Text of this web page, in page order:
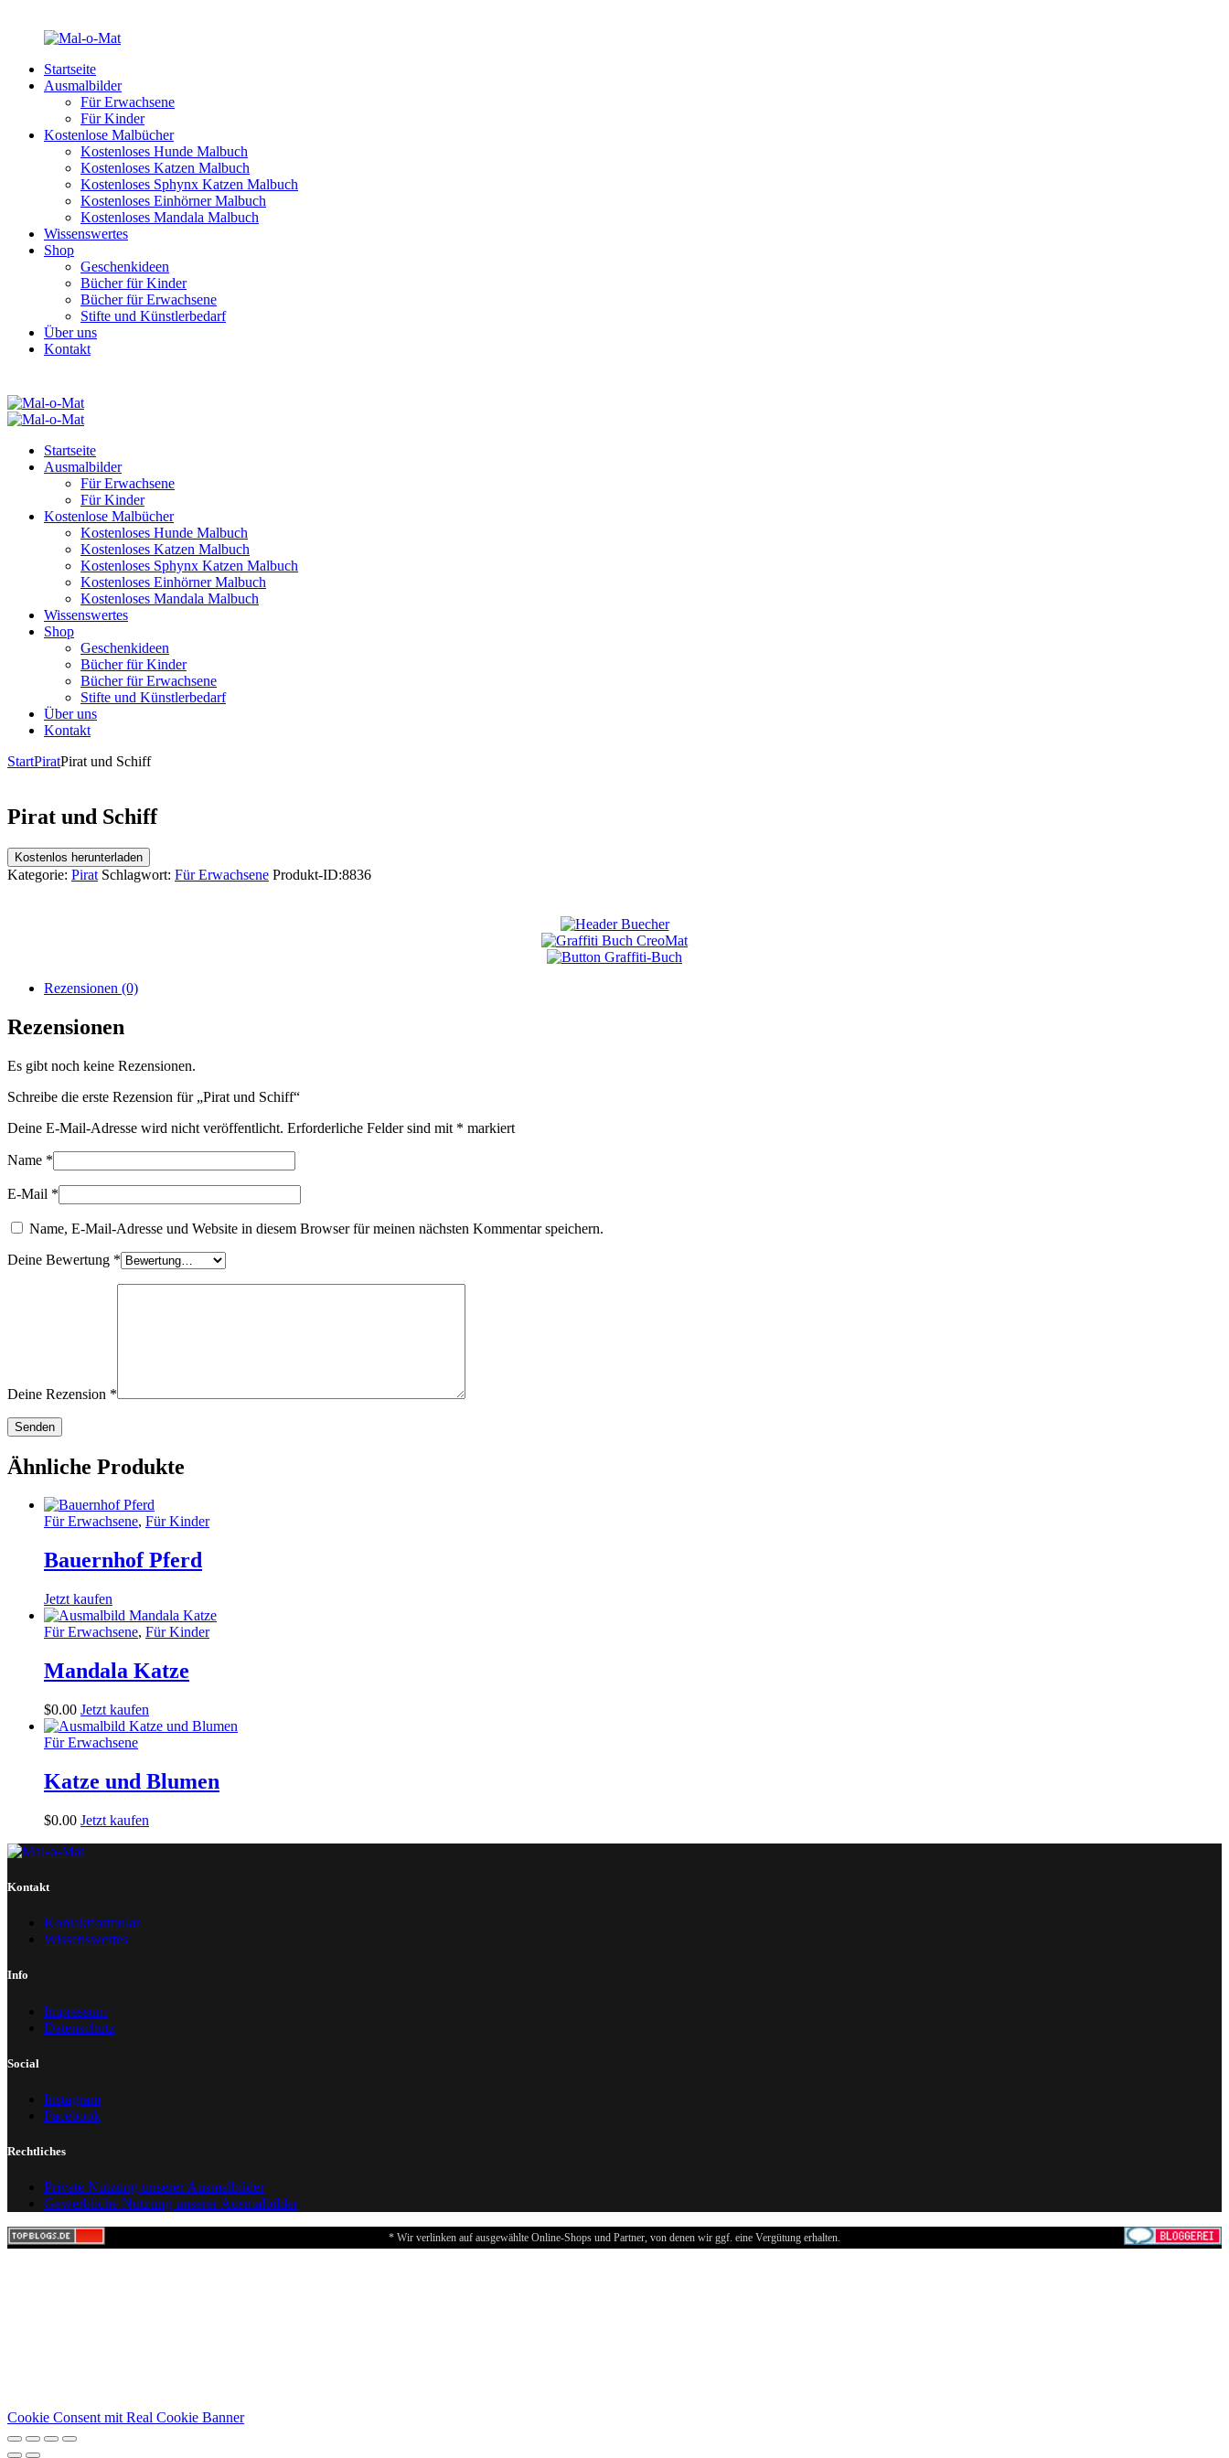
Startseite
Ausmalbilder
Für Erwachsene
Für Kinder
Kostenlose Malbücher
Kostenloses Hunde Malbuch
Kostenloses Katzen Malbuch
Kostenloses Sphynx Katzen Malbuch
Kostenloses Einhörner Malbuch
Kostenloses Mandala Malbuch
Wissenswertes
Shop
Geschenkideen
Bücher für Kinder
Bücher für Erwachsene
Stifte und Künstlerbedarf
Über uns
Kontakt
Startseite
Ausmalbilder
Für Erwachsene
Für Kinder
Kostenlose Malbücher
Kostenloses Hunde Malbuch
Kostenloses Katzen Malbuch
Kostenloses Sphynx Katzen Malbuch
Kostenloses Einhörner Malbuch
Kostenloses Mandala Malbuch
Wissenswertes
Shop
Geschenkideen
Bücher für Kinder
Bücher für Erwachsene
Stifte und Künstlerbedarf
Über uns
Kontakt
StartPiratPirat und Schiff
Pirat und Schiff
Kostenlos herunterladen
Kategorie: Pirat Schlagwort: Für Erwachsene Produkt-ID:8836
Rezensionen (0)
Rezensionen
Es gibt noch keine Rezensionen.
Schreibe die erste Rezension für „Pirat und Schiff“
Deine E-Mail-Adresse wird nicht veröffentlicht. Erforderliche Felder sind mit * markiert
Name *
E-Mail *
Name, E-Mail-Adresse und Website in diesem Browser für meinen nächsten Kommentar speichern.
Deine Bewertung *
Deine Rezension *
Ähnliche Produkte
Für Erwachsene, Für Kinder
Bauernhof Pferd
Jetzt kaufen
Für Erwachsene, Für Kinder
Mandala Katze
$0.00 Jetzt kaufen
Für Erwachsene
Katze und Blumen
$0.00 Jetzt kaufen
Kontakt
Kontaktformular
Wissenswertes
Info
Impressum
Datenschutz
Social
Instagram
Facebook
Rechtliches
Private Nutzung unserer Ausmalbilder
Gewerbliche Nutzung unserer Ausmalbilder
* Wir verlinken auf ausgewählte Online-Shops und Partner, von denen wir ggf. eine Vergütung erhalten.
Cookie Consent mit Real Cookie Banner